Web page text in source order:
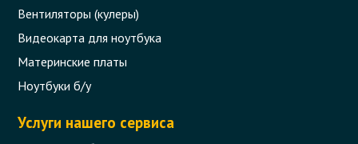
Вентиляторы (кулеры)
Видеокарта для ноутбука
Материнские платы
Ноутбуки б/у
Услуги нашего сервиса